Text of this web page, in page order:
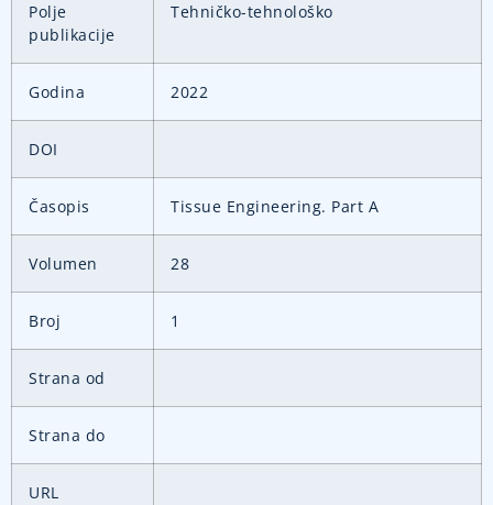
Polje
publikacije
Tehničko-tehnološko
Godina 2022
DOI
Časopis Tissue Engineering. Part A
Volumen 28
Broj 1
Strana od
Strana do
URL